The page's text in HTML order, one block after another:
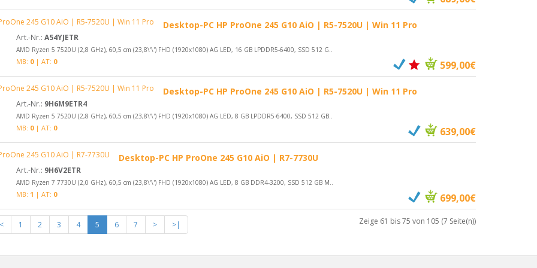
Desktop-PC HP ProOne 245 G10 AiO | R5-7520U | Win 11 Pro
Art.-Nr.: A54YJETR
AMD Ryzen 5 7520U (2,8 GHz), 60,5 cm (23,8\'\') FHD (1920x1080) AG LED, 16 GB LPDDR5-6400, SSD 512 G..
MB: 0| AT: 0 599,00€
Desktop-PC HP ProOne 245 G10 AiO | R5-7520U | Win 11 Pro
Art.-Nr.: 9H6M9ETR4
AMD Ryzen 5 7520U (2,8 GHz), 60,5 cm (23,8\'\') FHD (1920x1080) AG LED, 8 GB LPDDR5-6400, SSD 512 GB..
MB: 0| AT: 0 639,00€
Desktop-PC HP ProOne 245 G10 AiO | R7-7730U
Art.-Nr.: 9H6V2ETR
AMD Ryzen 7 7730U (2,0 GHz), 60,5 cm (23,8\'\') FHD (1920x1080) AG LED, 8 GB DDR4-3200, SSD 512 GB M..
MB: 1 | AT: 0 699,00€
1 2 3 4 5 6 7 > >| Zeige 61 bis 75 von 105 (7 Seite(n))